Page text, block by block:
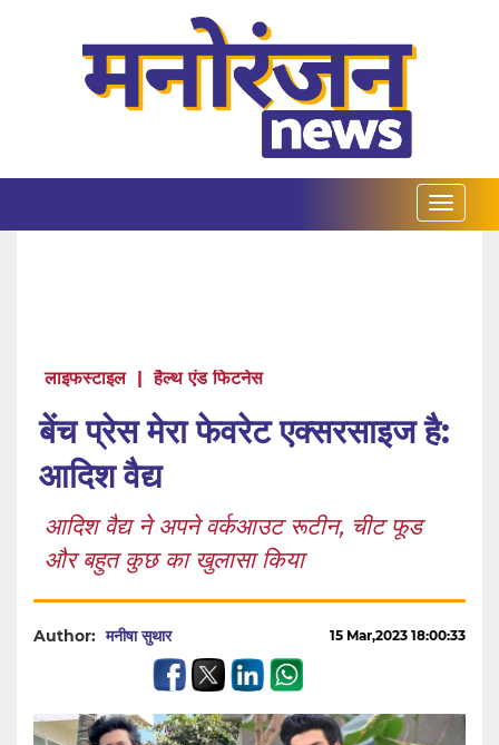
लाइफस्टाइल | हैल्थ एंड फिटनेस
बेंच प्रेस मेरा फेवरेट एक्सरसाइज है:
आदिश वैद्य
आदिश वैद्य ने अपने वर्कआउट रूटीन, चीट फूड
और बहुत कुछ का खुलासा किया
Author: मनीषा सुथार 15 Mar,2023 18:00:33